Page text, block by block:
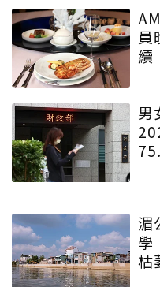
員
續
男
湄
學
枯